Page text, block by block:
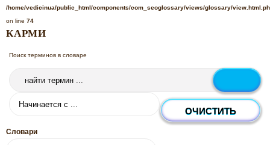
/home/vedicinua/public_html/components/com_seoglossary/views/glossary/
on line 74
КАРМИ
Поиск терминов в словаре
Словари